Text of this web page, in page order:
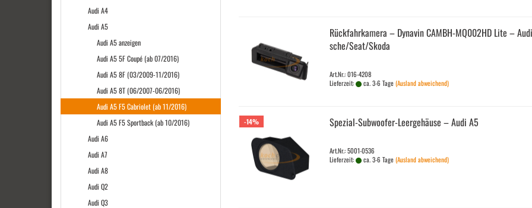
Rück­fahr­ka­me­ra – Dy­na­vin CAMBH-​​MQ002HD Lite –
sche/Seat/Skoda
Art.Nr.: 016-4208
Lieferzeit:
ca. 3-6 Tage(Ausland abweichend)
-14% Spezial-​​Subwoofer-​Leergehäuse – Audi A5
Art.Nr.: 5001-0536
Lieferzeit:
ca. 3-6 Tage(Ausland abweichend)
Audi A4
Audi A5
Audi A5 anzeigen
Audi A5 5F Coupé (ab 07/2016)
Audi A5 8F (03/2009-11/2016)
Audi A5 8T (06/2007-06/2016)
Audi A5 F5 Cabriolet (ab 11/2016)
Audi A5 F5 Sportback (ab 10/2016)
Audi A6
Audi A7
Audi A8
Audi Q2
Audi Q3